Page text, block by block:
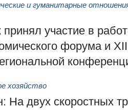
и гуманитарные
участие в
форума и
хозяйство
На двух скоростных